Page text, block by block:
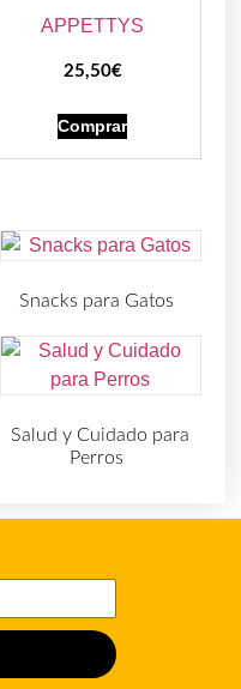
APPETTYS
25,50€
Comprar
Snacks para Gatos
Salud y Cuidado para
Perros